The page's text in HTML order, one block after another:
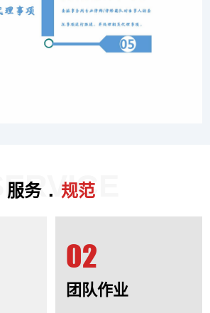
SERVICE
服务 . 规范
02
团队作业